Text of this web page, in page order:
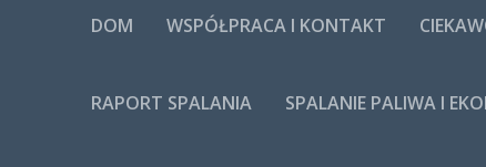
DOM WSPÓŁPRACA I KONTAKT
RAPORT SPALANIA SPALANIE PALIWA I